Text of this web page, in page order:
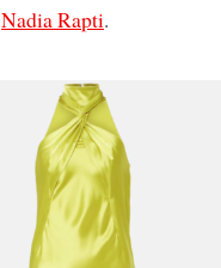
Nadia Rapti.